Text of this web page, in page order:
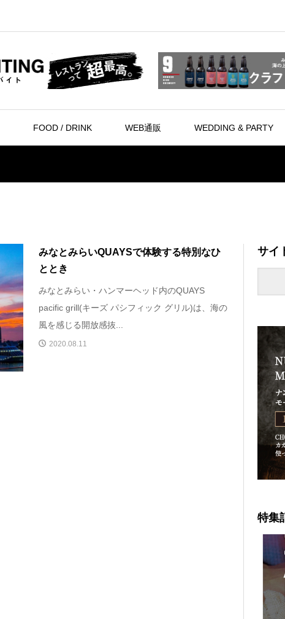
FOOD / DRINK WEB通販 WEDDING & PARTY
みなとみらいQUAYSで体験する特別なひ
ととき
みなとみらい・ハンマーヘッド内のQUAYS
pacific grill(キーズ パシフィック グリル)は、海の
風を感じる開放感抜...
2020.08.11
サイ
特集